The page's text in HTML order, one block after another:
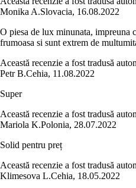
Monika A.Slovacia, 16.08.2022
O piesa de lux minunata, impreuna
frumoasa si sunt extrem de
Această recenzie a fost tradusă
Petr B.Cehia, 11.08.2022
Super
Această recenzie a fost tradusă
Mariola K.Polonia, 28.07.2022
Solid pentru preț
Această recenzie a fost tradusă
Klimesova L.Cehia, 18.05.2022